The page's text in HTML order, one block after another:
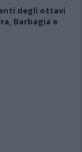
degli ottavi
Barbagia e